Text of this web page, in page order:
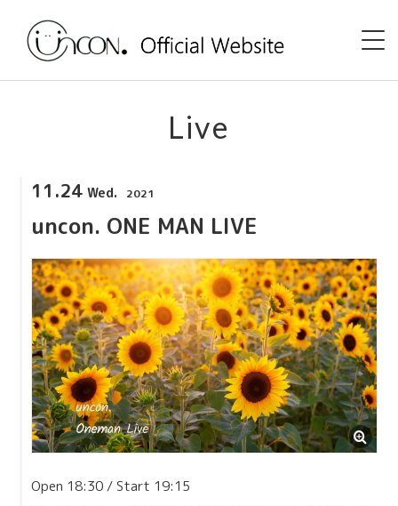
Discography
Shop
Profile
Contact
Live
11.24 Wed. 2021
uncon. ONE MAN LIVE
Open 18:30 / Start 19:15